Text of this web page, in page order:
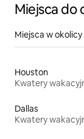
Miejsca do
Miejsca w okolicy
Houston
Kwatery
Dallas
Kwatery